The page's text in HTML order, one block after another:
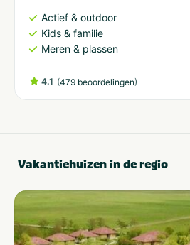
Actief & outdoor
Kids & familie
Meren & plassen
4.1 (479 beoordelingen)
Vakantiehuizen in de regio